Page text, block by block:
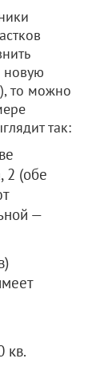
новую
то можно
так:
2 (обе
—
кв.